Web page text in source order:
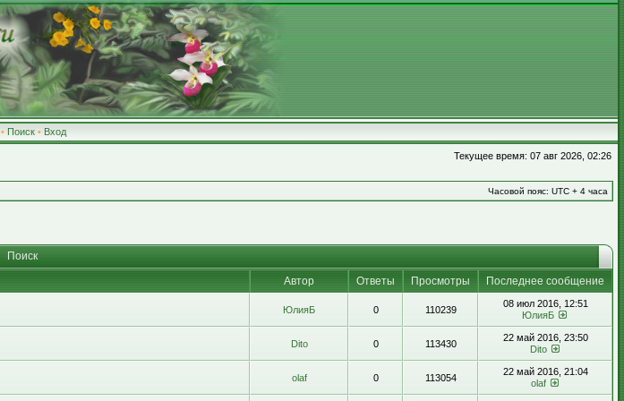
• Поиск • Вход
Текущее время: 07 авг 2026, 02:26
Часовой пояс: UTC + 4 часа
Поиск
Автор Ответы Просмотры
Последнее сообщение
ЮлияБ 0 110239
08 июл 2016, 12:51
ЮлияБ
Dito 0 113430
22 май 2016, 23:50
Dito
olaf 0 113054
22 май 2016, 21:04
olaf